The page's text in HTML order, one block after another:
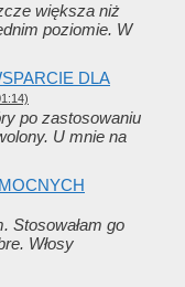
większa niż
poziomie. W
DLA
po zastosowaniu
U mnie na
Stosowałam go
Włosy